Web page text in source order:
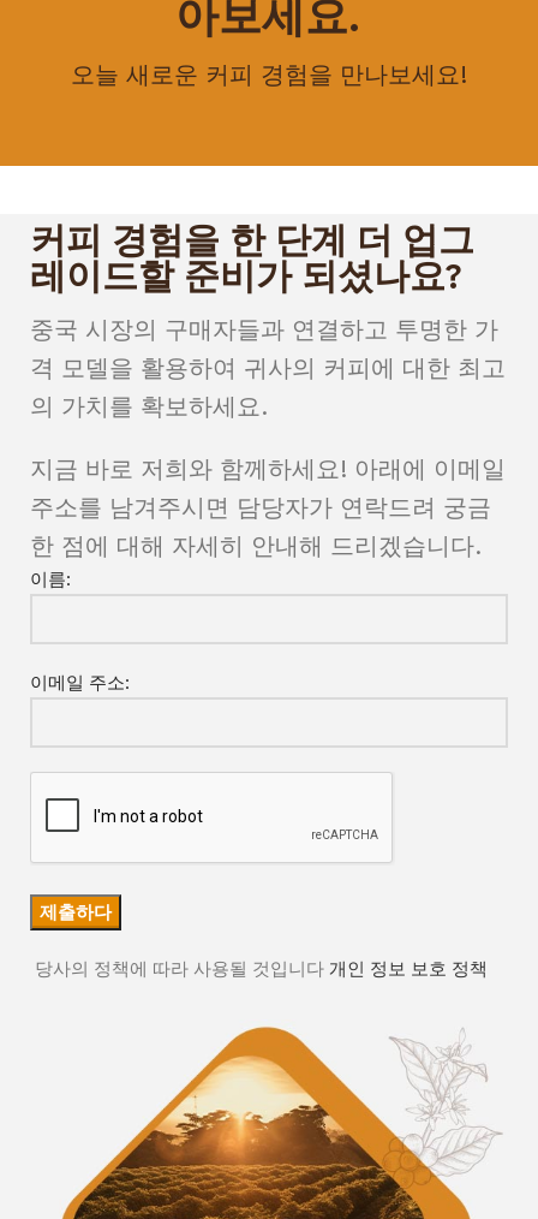
아보세요.
오늘 새로운 커피 경험을 만나보세요!
커피 경험을 한 단계 더 업그
레이드할 준비가 되셨나요?
중국 시장의 구매자들과 연결하고 투명한 가
격 모델을 활용하여 귀사의 커피에 대한 최고
의 가치를 확보하세요.
지금 바로 저희와 함께하세요! 아래에 이메일
주소를 남겨주시면 담당자가 연락드려 궁금
한 점에 대해 자세히 안내해 드리겠습니다.
이름:
이메일 주소:
당사의 정책에 따라 사용될 것입니다 개인 정보 보호 정책